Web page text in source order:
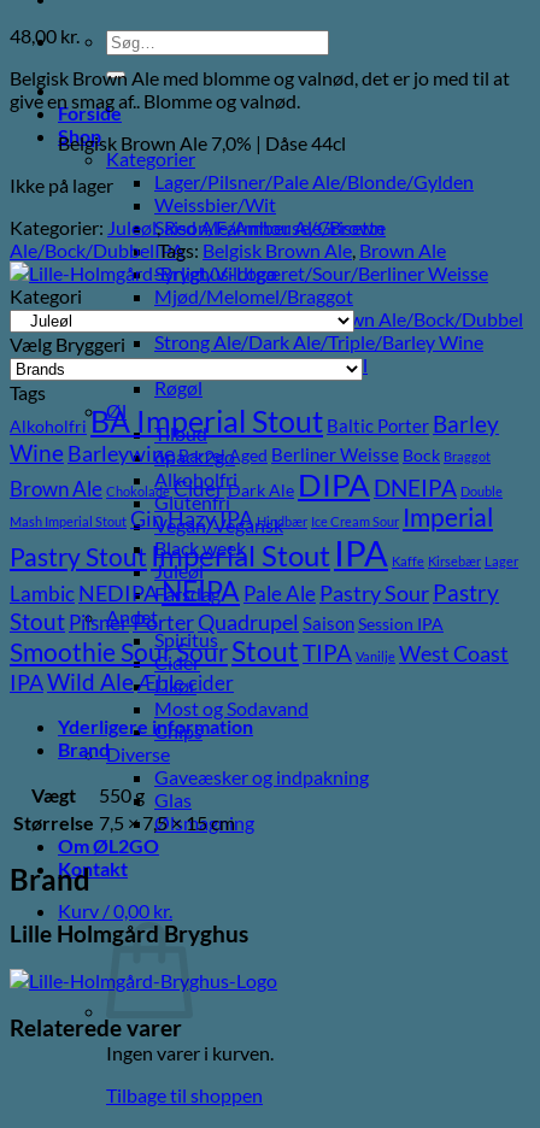
Søg
efter:
Forside
Shop
Kategorier
Lager/Pilsner/Pale Ale/Blonde/Gylden
Weissbier/Wit
Saison/Farmhouse/Grisette
IPA
Syrligt/Vildtgæret/Sour/Berliner Weisse
Mjød/Melomel/Braggot
Red Ale/Amber Ale/Brown Ale/Bock/Dubbel
Strong Ale/Dark Ale/Triple/Barley Wine
Porter/Stouts/Quadrupel
Røgøl
Øl
Tilbud
6pack2go
Alkoholfri
Glutenfri
Vegan/Vegansk
Black week
Juleøl
Farsdag
Andet
Spiritus
Cider
Likør
Most og Sodavand
Chips
Diverse
Gaveæsker og indpakning
Glas
Ølsmagning
Om ØL2GO
Kontakt
Kurv /0,00 kr.
Ingen varer i kurven.
Tilbage til shoppen
48,00 kr.
Belgisk Brown Ale med blomme og valnød, det er jo med til at
give en smag af.. Blomme og valnød.
Belgisk Brown Ale 7,0% | Dåse 44cl
Ikke på lager
Kategorier: Juleøl,Red Ale/Amber Ale/Brown
Ale/Bock/Dubbel Tags: Belgisk Brown Ale, Brown Ale
Kategori
Vælg Bryggeri
Tags
Alkoholfri BA Imperial Stout Baltic Porter Barley
Wine BarleywineBarrel Aged Berliner Weisse Bock Braggot
Brown Ale Chokolade CiderDark Ale DIPA DNEIPA Double
Mash Imperial Stout GinHazy IPA Hindbær Ice Cream Sour Imperial
Pastry Stout Imperial Stout IPA Kaffe Kirsebær Lager
Lambic NEDIPANEIPA Pale Ale Pastry Sour Pastry
Stout PilsnerPorterQuadrupel SaisonSession IPA
Smoothie SourSourStoutTIPA Vanilje West Coast
IPAWild Ale Æble cider
Yderligere information
Brand
Vægt
550 g
Størrelse 7,5 × 7,5 × 15 cm
Brand
Lille Holmgård Bryghus
Relaterede varer